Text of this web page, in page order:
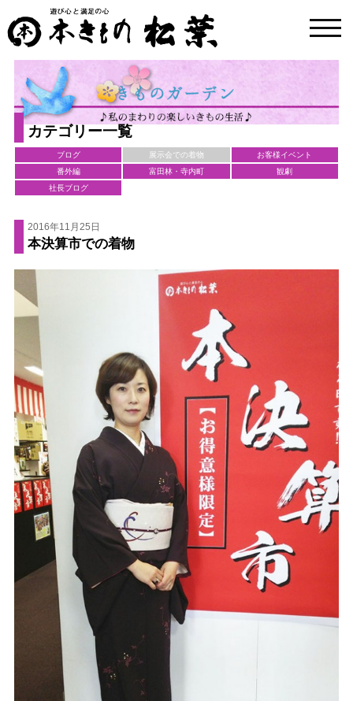
カテゴリー一覧
ブログ 展示会での着物
お客様イベント
番外編
富田林・寺内町
観劇
社長ブログ
2016年11月25日
本決算市での着物